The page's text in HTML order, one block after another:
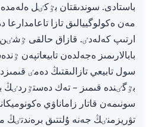
باستادى. سوندىقتان بٷكٸل ەلەمدە
مەن ەكولوگييالىق تازا
ارتىپ كەلەدٸ. قازاق حالقى
بابالارىمىز ەجەلدەن تابيعاتپەن
سول تابيعي تازالىقتىڭ دەمٸ
بٷگٸندە قىمىز – تەك
سونىمەن قاتار زاماناۋي
تۋريزمنٸڭ جەنە ۇلتتىق برەندتٸڭ